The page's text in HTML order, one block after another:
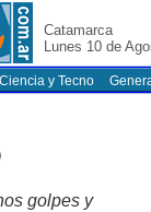
Catamarca
Lunes 10 de
Ciencia y Tecno
golpes y